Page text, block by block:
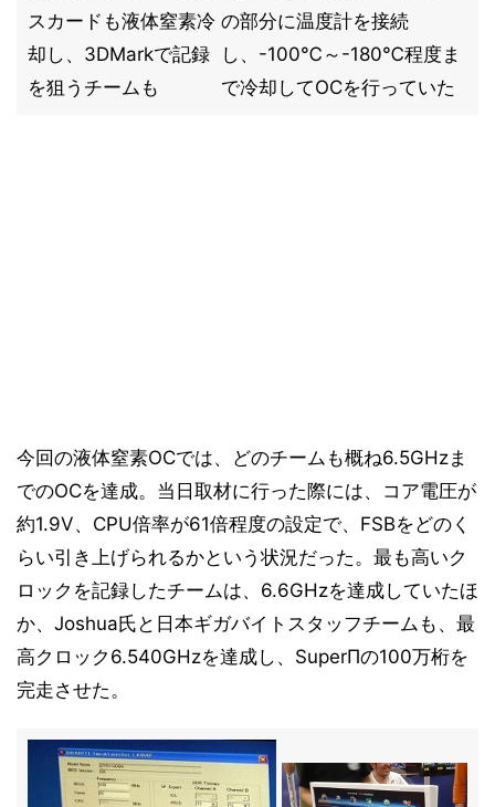
スカードも液体窒素冷
却し、3DMarkで記録
を狙うチームも
の部分に温度計を接続
し、-100℃～-180℃程度ま
で冷却してOCを行っていた
今回の液体窒素OCでは、どのチームも概ね6.5GHzま
でのOCを達成。当日取材に行った際には、コア電圧が
約1.9V、CPU倍率が61倍程度の設定で、FSBをどのく
らい引き上げられるかという状況だった。最も高いク
ロックを記録したチームは、6.6GHzを達成していたほ
か、Joshua氏と日本ギガバイトスタッフチームも、最
高クロック6.540GHzを達成し、SuperΠの100万桁を
完走させた。